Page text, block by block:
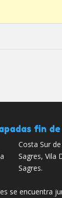
fin
Costa Sur
Sagres, Vila
junto